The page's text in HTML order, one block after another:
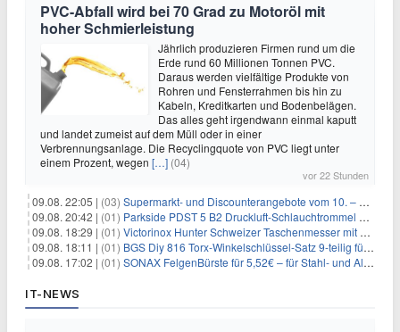
PVC-Abfall wird bei 70 Grad zu Motoröl mit
hoher Schmierleistung
Jährlich produzieren Firmen rund um die
Erde rund 60 Millionen Tonnen PVC.
Daraus werden vielfältige Produkte von
Rohren und Fensterrahmen bis hin zu
Kabeln, Kreditkarten und Bodenbelägen.
Das alles geht irgendwann einmal kaputt
und landet zumeist auf dem Müll oder in einer
Verbrennungsanlage. Die Recyclingquote von PVC liegt unter
einem Prozent, wegen […] (04)
vor 22 Stunden
09.08. 22:05 | (03) Supermarkt- und Discounterangebote vom 10. – 15.08.2026
09.08. 20:42 | (01) Parkside PDST 5 B2 Druckluft-Schlauchtrommel mit 10 m Schlauch für 25,94€
09.08. 18:29 | (01) Victorinox Hunter Schweizer Taschenmesser mit 12 Funktionen für 43,99€
09.08. 18:11 | (01) BGS Diy 816 Torx-Winkelschlüssel-Satz 9-teilig für 6,45€
09.08. 17:02 | (01) SONAX FelgenBürste für 5,52€ – für Stahl- und Alufelgen
IT-NEWS